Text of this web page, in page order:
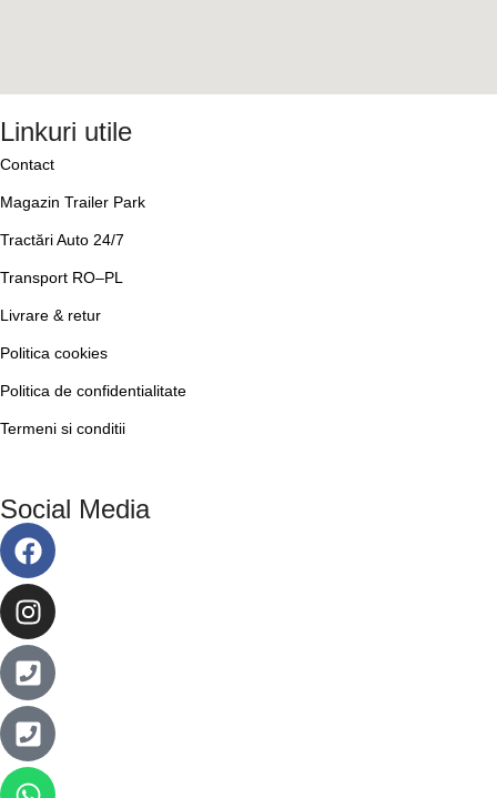
Linkuri utile
Contact
Magazin Trailer Park
Tractări Auto 24/7
Transport RO–PL
Livrare & retur
Politica cookies
Politica de confidentialitate
Termeni si conditii
Social Media